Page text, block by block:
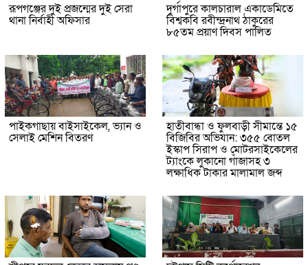
রূপগঞ্জের দুই প্রজন্মের দুই সেরা
থানা নির্বাহী অফিসার
দুর্গাপুরে কালচারাল একাডেমিতে
বিশ্বকবি রবীন্দ্রনাথ ঠাকুরের
৮৫তম প্রয়াণ দিবস পালিত
পাইকগাছায় বাইসাইকেল, ভ্যান ও
সেলাই মেশিন বিতরণ
হাতীবান্ধা ও ফুলবাড়ী সীমান্তে ১৫
বিজিবির অভিযান: ৩৫৫ বোতল
ইস্কাপ সিরাপ ও মোটরসাইকেলের
ট্যাংকে লুকানো গাঁজাসহ ৩
লক্ষাধিক টাকার মালামাল জব্দ